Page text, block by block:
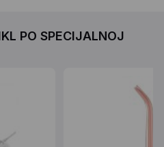
PO SPECIJALNOJ